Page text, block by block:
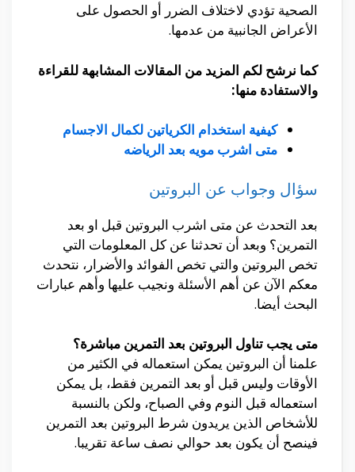
الصحية تؤدي لاختلاف الضرر أو الحصول على
الأعراض الجانبية من عدمها.
كما نرشح لكم المزيد من المقالات المشابهة للقراءة
والاستفادة منها:
كيفية استخدام الكرياتين لكمال الاجسام
متى اشرب مويه بعد الرياضه
سؤال وجواب عن البروتين
بعد التحدث عن متى اشرب البروتين قبل او بعد
التمرين؟ وبعد أن تحدثنا عن كل المعلومات التي
تخص البروتين والتي تخص الفوائد والأضرار، نتحدث
معكم الآن عن أهم الأسئلة ونجيب عليها وأهم عبارات
البحث أيضا.
متى يجب تناول البروتين بعد التمرين مباشرة؟
علمنا أن البروتين يمكن استعماله في الكثير من
الأوقات وليس قبل أو بعد التمرين فقط، بل يمكن
استعماله قبل النوم وفي الصباح، ولكن بالنسبة
للأشخاص الذين يريدون شرط البروتين بعد التمرين
فينصح أن يكون بعد حوالي نصف ساعة تقريبا.